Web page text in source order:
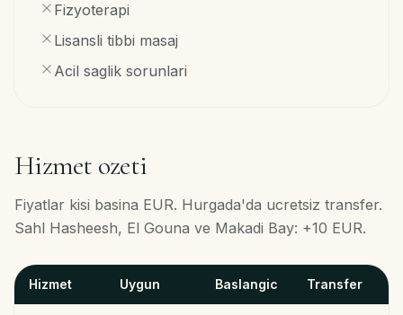
Fizyoterapi
Lisansli tibbi masaj
Acil saglik sorunlari
Hizmet ozeti
Fiyatlar kisi basina EUR. Hurgada'da ucretsiz transfer.
Sahl Hasheesh, El Gouna ve Makadi Bay: +10 EUR.
Hizmet Uygun Baslangic Transfer